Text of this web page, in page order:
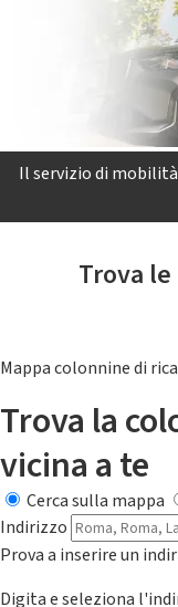
Il servizio di
Trova
Mappa colonnine di
Trova la
vicina a te
Cerca sulla mappa
Indirizzo
Prova a inserire un
Digita e seleziona